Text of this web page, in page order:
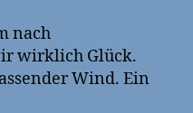
nach
wirklich Glück.
Wind. Ein